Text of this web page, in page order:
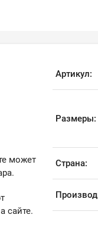
может
сайте.
Артикул:
Размеры:
Страна: